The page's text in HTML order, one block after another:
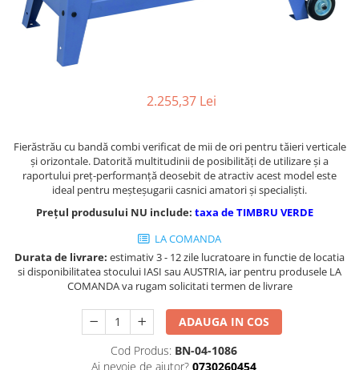
Strunguri universale cu afisaj
digital
Strunguri universale cu viteza
variabila
Masini de gaurit - Vario - cu masa
Masini de gaurit cu angrenaj, masa
si coloana
Masini de gaurit cu coloana
Masini de gaurit cu coloana si cap
de actionare
Masini de gaurit cu coloana si
curea de distributie
Masini de gaurit cu masa
Masini de gaurit radiale
Masini de gaurit si frezat
2.255,37 Lei
Fierăstrău cu bandă combi verificat de mii de ori pentru tăieri verticale
şi orizontale. Datorită multitudinii de posibilităţi de utilizare şi a
raportului preţ-performanţă deosebit de atractiv acest model este
ideal pentru meşteşugarii casnici amatori şi specialişti.
Prețul produsului NU include: taxa de TIMBRU VERDE
LA COMANDA
Durata de livrare: estimativ 3 - 12 zile lucratoare in functie de locatia
si disponibilitatea stocului IASI sau AUSTRIA, iar pentru produsele LA
COMANDA va rugam solicitati termen de livrare
ADAUGA IN COS
Cod Produs: BN-04-1086
Ai nevoie de ajutor? 0730260454